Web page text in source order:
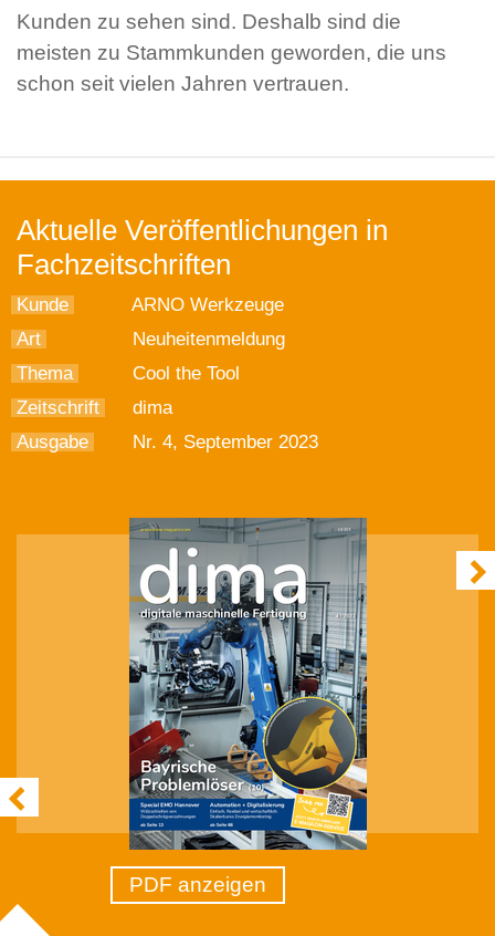
Kunden zu sehen sind. Deshalb sind die
meisten zu Stammkunden geworden, die uns
schon seit vielen Jahren vertrauen.
Aktuelle Veröffentlichungen in
Fachzeitschriften
Kunde
ARNO Werkzeuge
Art
Neuheitenmeldung
Thema
Cool the Tool
Zeitschrift
dima
Ausgabe
Nr. 4, September 2023
PDF anzeigen